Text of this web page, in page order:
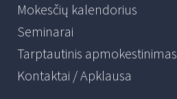
Mokesčių kalendorius
Seminarai
Tarptautinis apmokestinimas
Kontaktai / Apklausa